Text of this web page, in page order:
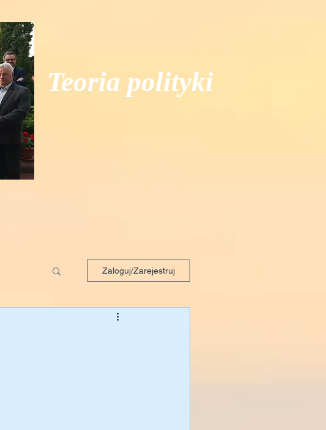
Teoria polityki
Zaloguj/Zarejestruj